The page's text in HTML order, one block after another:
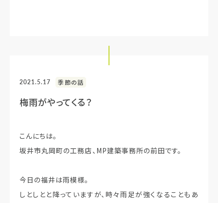
2021.5.17 季節の話
梅雨がやってくる？
こんにちは。
坂井市丸岡町の工務店、MP建築事務所の前田です。
今日の福井は雨模様。
しとしとと降っていますが、時々雨足が強くなることもあ